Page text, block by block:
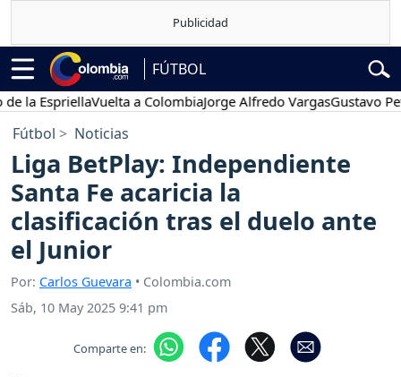
FÚTBOL
Vuelta a ColombiaJorge Alfredo VargasGustavo Petro
Fútbol Noticias
Liga BetPlay: Independiente
Santa Fe acaricia la
clasificación tras el duelo ante
el Junior
Por: Carlos Guevara • Colombia.com
Sáb, 10 May 2025 9:41 pm
Comparte en: